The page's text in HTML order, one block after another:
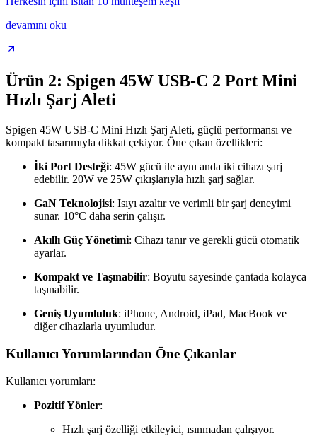
devamını oku
Ürün 2: Spigen 45W USB-C 2 Port Mini
Hızlı Şarj Aleti
Spigen 45W USB-C Mini Hızlı Şarj Aleti, güçlü performansı ve
kompakt tasarımıyla dikkat çekiyor. Öne çıkan özellikleri:
İki Port Desteği: 45W gücü ile aynı anda iki cihazı şarj
edebilir. 20W ve 25W çıkışlarıyla hızlı şarj sağlar.
GaN Teknolojisi: Isıyı azaltır ve verimli bir şarj deneyimi
sunar. 10°C daha serin çalışır.
Akıllı Güç Yönetimi: Cihazı tanır ve gerekli gücü otomatik
ayarlar.
Kompakt ve Taşınabilir: Boyutu sayesinde çantada kolayca
taşınabilir.
Geniş Uyumluluk: iPhone, Android, iPad, MacBook ve
diğer cihazlarla uyumludur.
Kullanıcı Yorumlarından Öne Çıkanlar
Kullanıcı yorumları:
Pozitif Yönler:
Hızlı şarj özelliği etkileyici, ısınmadan çalışıyor.